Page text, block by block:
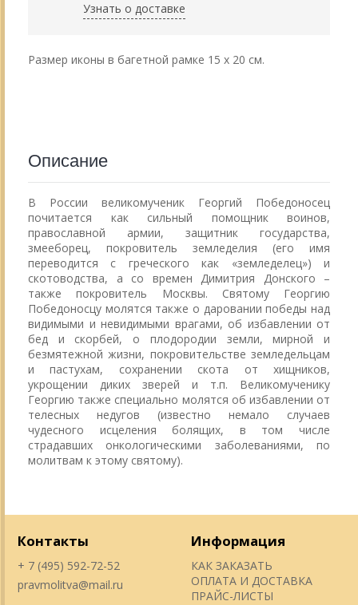
Узнать о доставке
Размер иконы в багетной рамке 15 х 20 см.
Описание
В России великомученик Георгий Победоносец
почитается как сильный помощник воинов,
православной армии, защитник государства,
змееборец, покровитель земледелия (его имя
переводится с греческого как «земледелец») и
скотоводства, а со времен Димитрия Донского –
также покровитель Москвы. Святому Георгию
Победоносцу молятся также о даровании победы над
видимыми и невидимыми врагами, об избавлении от
бед и скорбей, о плодородии земли, мирной и
безмятежной жизни, покровительстве земледельцам
и пастухам, сохранении скота от хищников,
укрощении диких зверей и т.п. Великомученику
Георгию также специально молятся об избавлении от
телесных недугов (известно немало случаев
чудесного исцеления болящих, в том числе
страдавших онкологическими заболеваниями, по
молитвам к этому святому).
Контакты
+ 7 (495) 592-72-52
pravmolitva@mail.ru
Информация
КАК ЗАКАЗАТЬ
ОПЛАТА И ДОСТАВКА
ПРАЙС-ЛИСТЫ